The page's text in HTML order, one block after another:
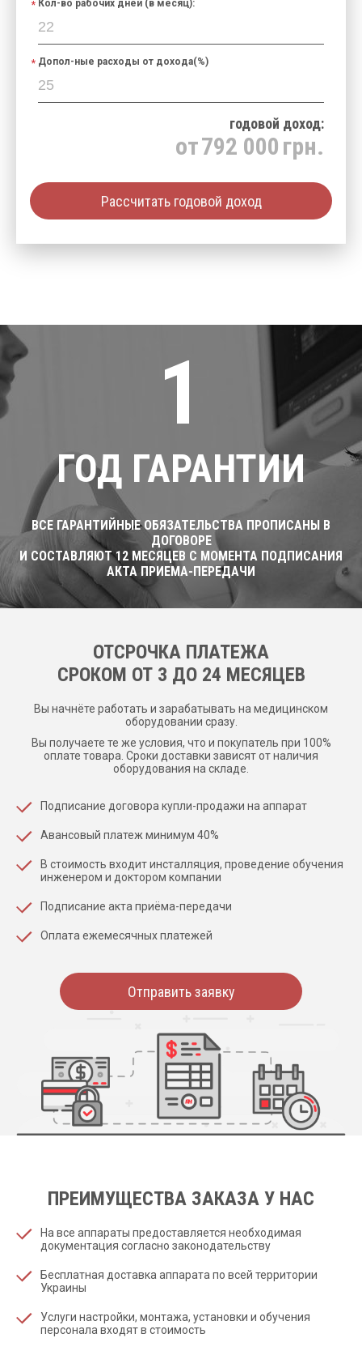
Кол-во рабочих дней (в месяц):
Допол-ные расходы от дохода(%)
годовой доход:
от792 000 грн.
Рассчитать годовой доход
1
ГОД ГАРАНТИИ
ВСЕ ГАРАНТИЙНЫЕ ОБЯЗАТЕЛЬСТВА ПРОПИСАНЫ В
ДОГОВОРЕ
И СОСТАВЛЯЮТ 12 МЕСЯЦЕВ С МОМЕНТА ПОДПИСАНИЯ
АКТА ПРИЕМА-ПЕРЕДАЧИ
ОТСРОЧКА ПЛАТЕЖА
CРОКОМ ОТ 3 ДО 24 МЕСЯЦЕВ
Вы начнёте работать и зарабатывать на медицинском
оборудовании сразу.
Вы получаете те же условия, что и покупатель при 100%
оплате товара. Сроки доставки зависят от наличия
оборудования на складе.
Подписание договора купли-продажи на аппарат
Авансовый платеж минимум 40%
В стоимость входит инсталляция, проведение обучения
инженером и доктором компании
Подписание акта приёма-передачи
Оплата ежемесячных платежей
Отправить заявку
ПРЕИМУЩЕСТВА ЗАКАЗА У НАС
На все аппараты предоставляется необходимая
документация согласно законодательству
Бесплатная доставка аппарата по всей территории
Украины
Услуги настройки, монтажа, установки и обучения
персонала входят в стоимость